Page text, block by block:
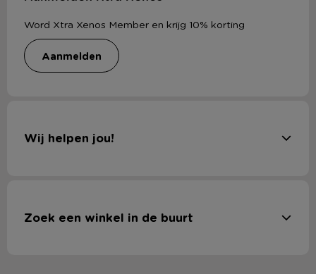
Word Xtra Xenos Member en krijg 10% korting
aanmelden
Wij helpen jou!
Zoek een winkel in de buurt